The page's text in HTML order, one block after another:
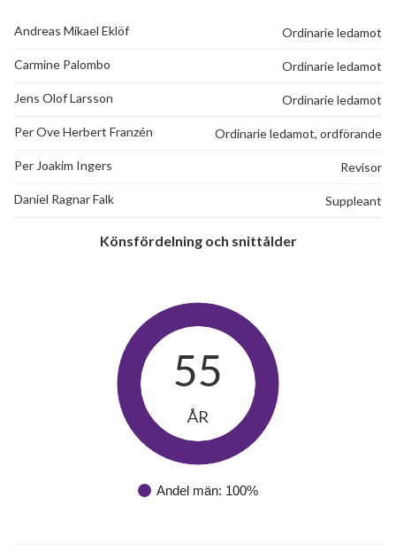
Andreas Mikael Eklöf Ordinarie ledamot
Carmine Palombo Ordinarie ledamot
Jens Olof Larsson Ordinarie ledamot
Per Ove Herbert Franzén Ordinarie ledamot, ordförande
Per Joakim Ingers Revisor
Daniel Ragnar Falk Suppleant
Könsfördelning och snittålder
Andel män: 100%
55
ÅR